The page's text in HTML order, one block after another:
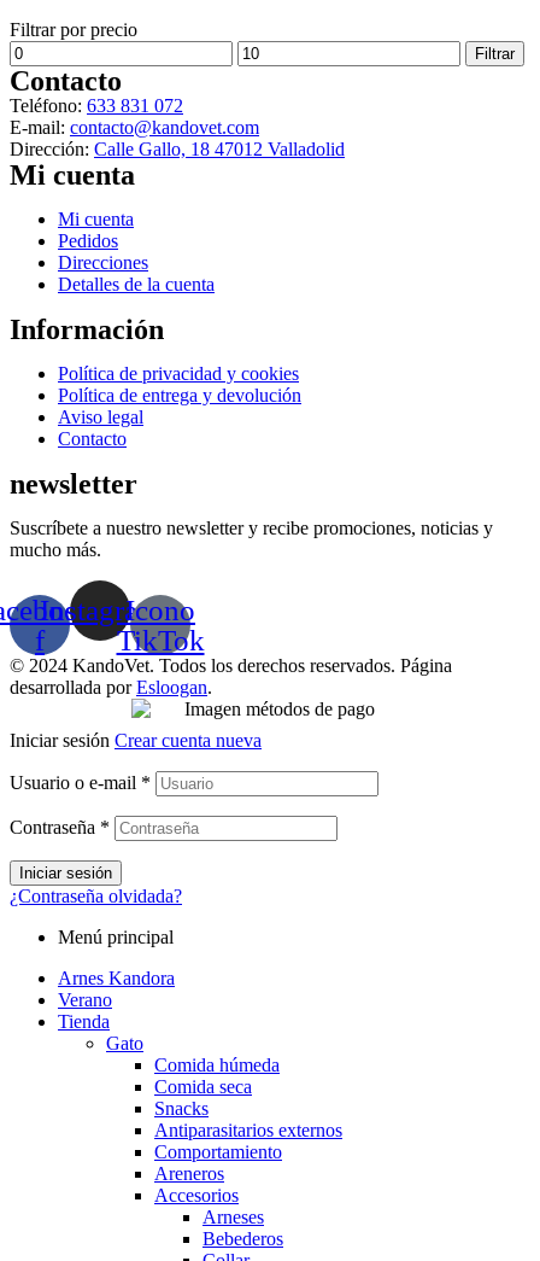
Filtrar por precio
Precio
mínimo
Precio
máximo
Filtrar
Contacto
Teléfono: 633 831 072
E-mail: contacto@kandovet.com
Dirección: Calle Gallo, 18 47012 Valladolid
Mi cuenta
Menú
Mi cuenta
Pedidos
Direcciones
Detalles de la cuenta
Información
Menú
Política de privacidad y cookies
Política de entrega y devolución
Aviso legal
Contacto
newsletter
Suscríbete a nuestro newsletter y recibe promociones, noticias y
mucho más.
f
InstagramIcono
TikTok
© 2024 KandoVet. Todos los derechos reservados. Página
desarrollada porEsloogan.
Iniciar sesión Crear cuenta nueva
Usuario o e-mail *
Contraseña *
Iniciar sesión
¿Contraseña olvidada?
Menú principal
Arnes Kandora
Verano
Tienda
Gato
Comida húmeda
Comida seca
Snacks
Antiparasitarios externos
Comportamiento
Areneros
Accesorios
Arneses
Bebederos